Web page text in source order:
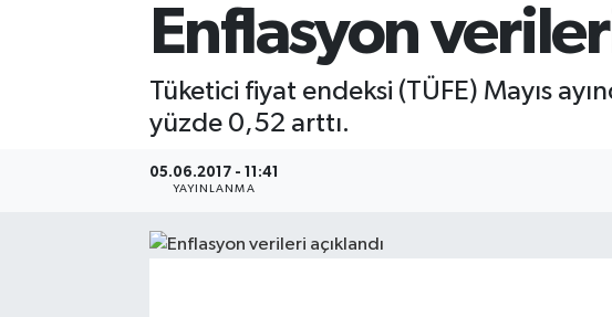
Enflasyon
Tüketici fiyat endeksi (TÜFE) Mayıs
yüzde 0,52 arttı.
05.06.2017 - 11:41
YAYINLANMA
Süper Lig Puan Durumu ve Fikstür
Tüm Manşetler
Son Dakika Haberleri